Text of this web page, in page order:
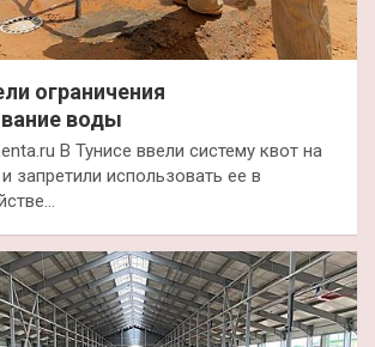
ограничения
воды
В Тунисе ввели систему квот на
запретили использовать ее в